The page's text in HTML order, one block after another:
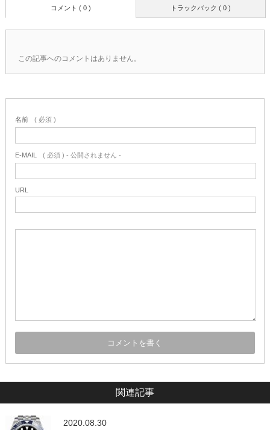
トラックバック ( 0 )
コメント ( 0 )
この記事へのコメントはありません。
名前 ( 必須 )
E-MAIL ( 必須 ) - 公開されません -
URL
関連記事
2020.08.30